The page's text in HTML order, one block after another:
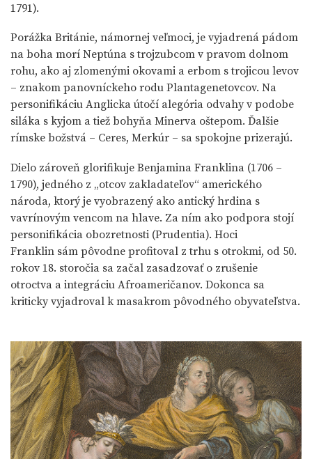
1791).
Porážka Británie, námornej veľmoci, je vyjadrená pádom
na boha morí Neptúna s trojzubcom v pravom dolnom
rohu, ako aj zlomenými okovami a erbom s trojicou levov
– znakom panovníckeho rodu Plantagenetovcov. Na
personifikáciu Anglicka útočí alegória odvahy v podobe
siláka s kyjom a tiež bohyňa Minerva oštepom. Ďalšie
rímske božstvá – Ceres, Merkúr – sa spokojne prizerajú.
Dielo zároveň glorifikuje Benjamina Franklina (1706 –
1790), jedného z „otcov zakladateľov“ amerického
národa, ktorý je vyobrazený ako antický hrdina s
vavrínovým vencom na hlave. Za ním ako podpora stojí
personifikácia obozretnosti (Prudentia). Hoci
Franklin sám pôvodne profitoval z trhu s otrokmi, od 50.
rokov 18. storočia sa začal zasadzovať o zrušenie
otroctva a integráciu Afroameričanov. Dokonca sa
kriticky vyjadroval k masakrom pôvodného obyvateľstva.